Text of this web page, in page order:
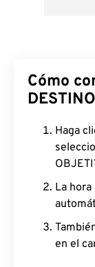
Cómo
DESTINO
Haga
La
en el